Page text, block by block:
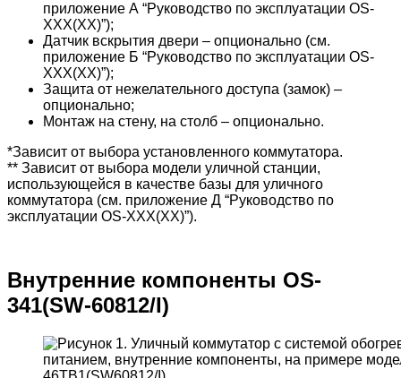
приложение А “Руководство по эксплуатации OS-
XXX(XX)”);
Датчик вскрытия двери – опционально (см.
приложение Б “Руководство по эксплуатации OS-
XXX(XX)”);
Защита от нежелательного доступа (замок) –
опционально;
Монтаж на стену, на столб – опционально.
*Зависит от выбора установленного коммутатора.
** Зависит от выбора модели уличной станции,
использующейся в качестве базы для уличного
коммутатора (см. приложение Д “Руководство по
эксплуатации OS-XXX(XX)”).
Внутренние компоненты OS-
341(SW-60812/I)